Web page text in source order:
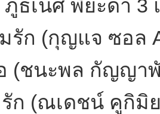
ธเนศ พิยะดา 3
รัก (กุญแจ ซอล
(ชนะพล กัญญา
รัก (ณเดชน์ คูกิมิ